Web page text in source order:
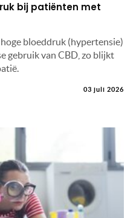
bij patiënten met
bloeddruk (hypertensie)
gebruik van CBD, zo blijkt
03 juli 2026